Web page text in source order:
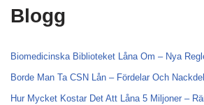
Blogg
Biomedicinska Biblioteket Låna Om – Nya
Borde Man Ta CSN Lån – Fördelar Och
Hur Mycket Kostar Det Att Låna 5 Miljoner –